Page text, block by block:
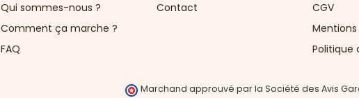
Qui sommes-nous ?
Comment ça marche ?
FAQ
Contact
CGV
Politique
Marchand approuvé par la Société des Avis